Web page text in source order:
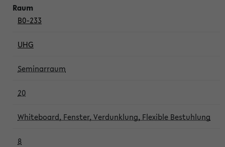
B0-233
UHG
Seminarraum
20
Whiteboard, Fenster, Verdunklung, Flexible Bestuhlung
8